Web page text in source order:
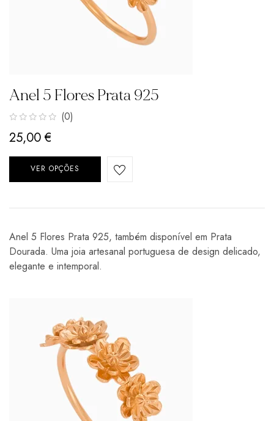
Anel 5 Flores Prata 925
(0)
25,00€
VER OPÇÕES
Anel 5 Flores Prata 925, também disponível em Prata
Dourada. Uma joia artesanal portuguesa de design delicado,
elegante e intemporal.